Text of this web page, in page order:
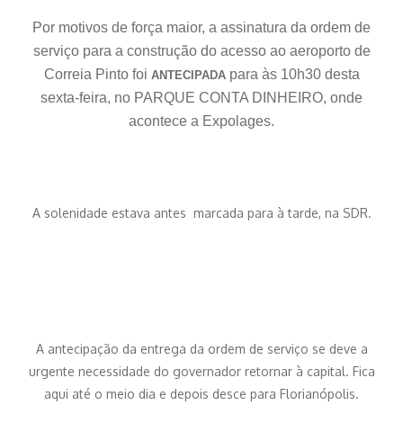
Por motivos de força maior, a assinatura da ordem de
serviço para a construção do acesso ao aeroporto de
Correia Pinto foi ANTECIPADA para às 10h30 desta
sexta-feira, no PARQUE CONTA DINHEIRO, onde
acontece a Expolages.
A solenidade estava antes marcada para à tarde, na SDR.
A antecipação da entrega da ordem de serviço se deve a
urgente necessidade do governador retornar à capital. Fica
aqui até o meio dia e depois desce para Florianópolis.